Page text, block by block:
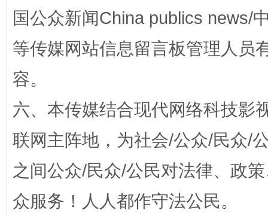
招工难、用工荒背后
国公众新闻China publics news/
等传媒网站信息留言板管理人员
容。
六、本传媒结合现代网络科技影
联网主阵地，为社会/公众/民众/
之间公众/民众/公民对法律、政
众服务！人人都作守法公民。